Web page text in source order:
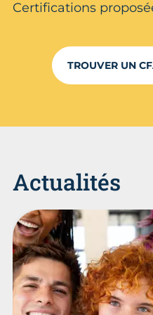
Certifications
TROUVER UN
Actualités